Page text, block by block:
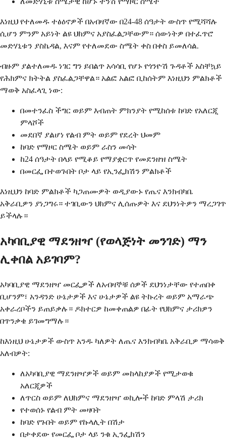
እነዚህ የተለመዱ ተፅዕኖዎች በአብዛኛው በ24-48 ሰዓታት ውስጥ የሚሻሻሉ
ሲሆን ምንም አይነት ልዩ ህክምና አያስፈልጋቸውም። ሰውነትዎ በተፈጥሮ
መድሃኒቱን ያስኬዳል, እናም የተለመደው ስሜት ቀስ በቀስ ይመለሳል.
ብዙም ያልተለመዱ ነገር ግን ይበልጥ አሳሳቢ የሆኑ የጎንዮሽ ጉዳቶች አስቸኳይ
የሕክምና ክትትል ያስፈልጋቸዋል። አልፎ አልፎ ቢከሰትም እነዚህን ምልክቶች
ማወቅ አስፈላጊ ነው:
በመተንፈስ ችግር ወይም እብጠት ምክንያት የሚከሰቱ ከባድ የአለርጂ
ምላሾች
መደበኛ ያልሆነ የልብ ምት ወይም የደረት ህመም
ከባድ የማዞር ስሜት ወይም ራስን መሳት
ከ24 ሰዓታት በላይ የሚቆይ የማያቋርጥ የመደንዘዝ ስሜት
በመርፌ በተወጉበት ቦታ ላይ የኢንፌክሽን ምልክቶች
እነዚህን ከባድ ምልክቶች ካጋጠሙዎት ወዲያውኑ የጤና እንክብካቤ
አቅራቢዎን ያነጋግሩ። ተገቢውን ህክምና ሊሰጡዎት እና ደህንነትዎን ማረጋገጥ
ይችላሉ።
አካባቢያዊ ማደንዘዣ (የወላጅነት መንገድ) ማን
ሊቀበል አይገባም?
አካባቢያዊ ማደንዘዣ መርፌዎች ለአብዛኞቹ ሰዎች ደህንነታቸው የተጠበቀ
ቢሆንም፣ አንዳንድ ሁኔታዎች እና ሁኔታዎች ልዩ ትኩረት ወይም አማራጭ
አቀራረቦችን ይጠይቃሉ። ዶክተርዎ ከመቀጠልዎ በፊት የህክምና ታሪክዎን
በጥንቃቄ ይገመግማሉ።
ከእነዚህ ሁኔታዎች ውስጥ አንዱ ካለዎት ለጤና እንክብካቤ አቅራቢዎ ማሳወቅ
አለብዎት:
ለአካባቢያዊ ማደንዘዣዎች ወይም መከላከያዎች የሚታወቁ
አለርጂዎች
ለጥርስ ወይም ለህክምና ማደንዘዣ ወኪሎች ከባድ ምላሽ ታሪክ
የተወሰኑ የልብ ምት መዛባት
ከባድ የጉበት ወይም የኩላሊት በሽታ
በታቀደው የመርፌ ቦታ ላይ ንቁ ኢንፌክሽን